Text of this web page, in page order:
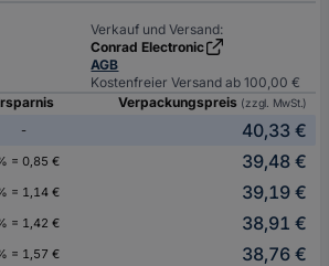
Verkauf und Versand:
Conrad Electronic
AGB
Kostenfreier Versand ab 100,00 €
Verpackungspreis (zzgl. MwSt.)
-
40,33 €
= 0,85 €
39,48 €
= 1,14 €
39,19 €
= 1,42 €
38,91 €
= 1,57 € 38,76 €